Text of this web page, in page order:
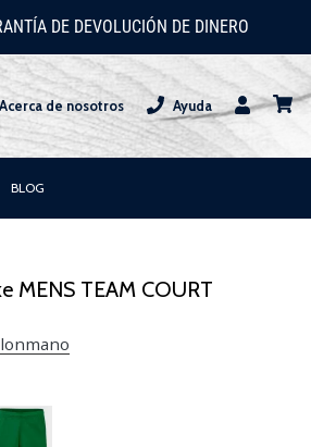
DE DEVOLUCIÓN DE DINERO
Acerca de nosotros
Ayuda
Usuario
BLOG
MENS TEAM COURT